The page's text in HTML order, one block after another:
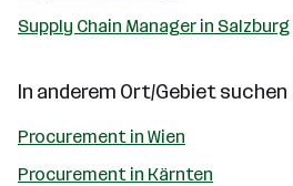
Supply Chain Manager in Salzburg
In anderem Ort/Gebiet suchen
Procurement in Wien
Procurement in Kärnten